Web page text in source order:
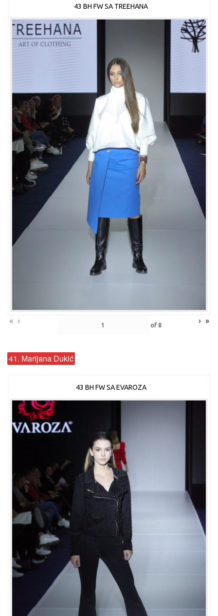
43 BH FW SA TREEHANA
« ‹ of 8 › »
41. Marijana Dukić
43 BH FW SA EVAROZA